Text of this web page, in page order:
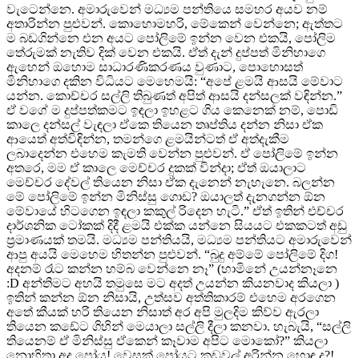
වැටෙන්නෙ. අමාරුවෙන් මධ්‍යම පන්තියෙ සමහර අයව නම්
අතාරින්න පුළුවන්. කොහොමහරි, මේකෙන් වෙන්නෙ; ඇත්තට
ම බඩගින්නෙ එන අයට පෝලිමේ ඉන්න වෙන එකයි, පෝලිම
තේරුමක් නැතිව දික් වෙන එකයි. ඒත් දැන් දුප්පත් මිනිහාගෙ
ඇහෙන් ඔහොම සාධාරණිකරණය වුණාට, පොහොසත්
මිනිහාගෙ දකින විධියට මෙහෙමයි: “අපේ ළමයි ආසයි මේවාට
යන්න. කොච්චර සල්ලි තිබුණත් අපිත් ආසයි දන්සලක් වඳින්න.”
ඒ වගේ ම දුප්පත්කමට ඉඳලා ඉහළට ගිය කෙනෙක් නම්, පොඩි
කාලෙ දන්සල් වැඳලා ඒකෙ තියෙන තෘප්තිය දන්න නිසා ඒක
ආයෙත් අත්විඳින්න, තමන්ගෙ ළමයින්ටත් ඒ අත්දැකීම
ලබාදෙන්න එහෙම කැමති වෙන්න පුළුවන්. ඒ පෝලිමේ ඉන්න
අතරෙ, මම ඒ කාලෙ මෙච්චර දුකක් වින්දා; ඒත් ඔයාලාට
මෙච්චර දේවල් තියෙන නිසා ඒක දැනෙන් නැහැනෙ. බලන්න
මේ පෝලිමේ ඉන්න මිනිස්සු ගොඩ? ඔයාලත් දැනගන්න ඕන
මේවායේ හිටගෙන ඉඳලා කකුල් රිදෙන හැටි.” ඒත් ඉතින් එච්චර
දාර්ශනික ටෝකක් දිදී ළමයි එක්ක යන්නෙ සියයට එකකටත් අඩු
ප්‍රමාණයක් තමයි. මධ්‍යම පන්තියයි, මධ්‍යම පන්තියට අමාරුවෙන්
ආපු අයයි මෙහෙම හිතන්න පුළුවන්. “බුදු අම්මේ පෝලිමේ දිග!
අදනම් රෑට කන්න හම්බ වෙන්නෙ නෑ” (හාමිනේ උයන්නෑනෙ
:D අන්තිමට අහයි තමුසෙ මට අදත් උයන්න කියනවාද කියලා )
ඉතින් කන්න ඕන නිසායි, උත්සව අත්තිකාරම් එහෙම අරගෙන
අතේ කීයක් හරි තියෙන නිසාත් අර අපි මුලදිම කිව්ව ඇරලා
තියෙන කඩේට ගිහින් මෙයාලා සල්ලි දීලා කනවා. හැබැයි, “සල්ලි
තියෙනම් ඒ මිනිස්සු ඒකෙන් කෑවාම අපිට මොකෝ?” කියලා
නොහිතා අද පෝය! වෙසක් පෝයට කඩවල් අරින්න හොඳ ද?!